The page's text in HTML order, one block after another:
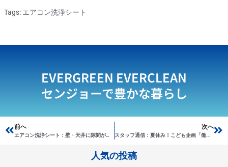
Tags: エアコン洗浄シート
EVERGREEN EVERCLEAN
センジョーで豊かな暮らし
Prev
前へ
エアコン洗浄シート：壁・天井に隙間がない現場
次へ
スタッフ通信：夏休み！こども企画「働くお母さん」見学
人気の投稿